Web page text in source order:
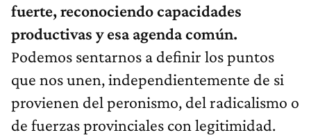
fuerte, reconociendo capacidades
productivas y esa agenda común.
Podemos sentarnos a definir los puntos
que nos unen, independientemente de si
provienen del peronismo, del radicalismo o
de fuerzas provinciales con legitimidad.